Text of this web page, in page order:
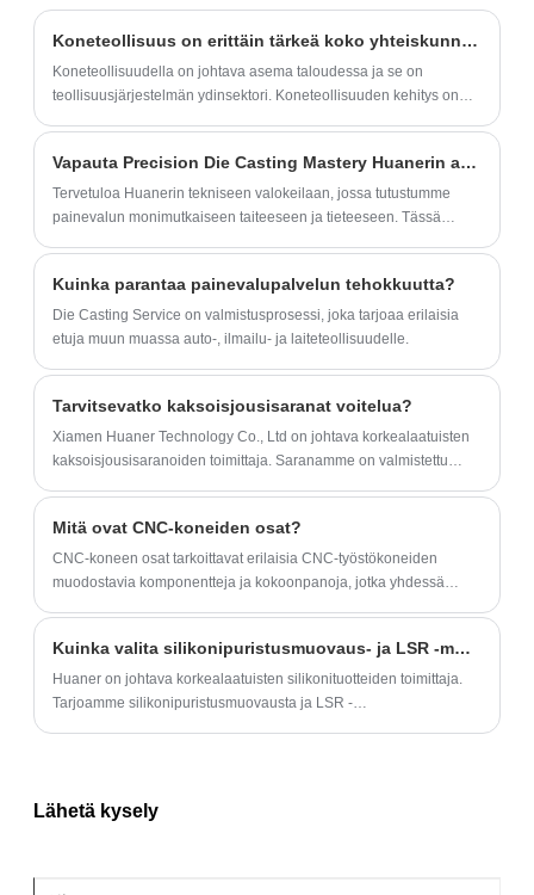
sopivat hyvin koriste-, kirjahylly-,
kylpyhuone- tai keittiöhyllysovelluksiin. Ne
purkkien ja taloustyökalujen säilyttämiseen.
Nämä kiinnikkeet sopivat erityisen hyvin
säännölliseen käyttöön.
ovat ISO9001 -sertifioituja ja vuotuinen
tuotantokapasiteetti on yli 50 miljoonaa. Koneteollisuus on erittäin tärkeä koko yhteiskunnan tuotannolle
Koneteollisuudella on johtava asema taloudessa ja se on
teollisuusjärjestelmän ydinsektori. Koneteollisuuden kehitys on
eikä modernia tiedettä ja teknologiaa.
Vapauta Precision Die Casting Mastery Huanerin avulla
Tervetuloa Huanerin tekniseen valokeilaan, jossa tutustumme
painevalun monimutkaiseen taiteeseen ja tieteeseen. Tässä
on tunnettu tarkkuussuunnittelustaan ​​ja metallinvalmistuksen
asiantuntemuksestaan.
Kuinka parantaa painevalupalvelun tehokkuutta?
Die Casting Service on valmistusprosessi, joka tarjoaa erilaisia ​​
etuja muun muassa auto-, ilmailu- ja laiteteollisuudelle.
Tarvitsevatko kaksoisjousisaranat voitelua?
Xiamen Huaner Technology Co., Ltd on johtava korkealaatuisten
kaksoisjousisaranoiden toimittaja. Saranamme on valmistettu
Mitä ovat CNC-koneiden osat?
​CNC-koneen osat‌ tarkoittavat erilaisia ​​CNC-työstökoneiden
muodostavia komponentteja ja kokoonpanoja, jotka yhdessä
Kuinka valita silikonipuristusmuovaus- ja LSR -muovaustekniikat?
Huaner on johtava korkealaatuisten silikonituotteiden toimittaja.
Tarjoamme silikonipuristusmuovausta ja LSR -
Lähetä kysely